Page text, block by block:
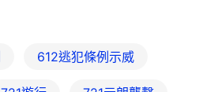
612逃犯條例示威